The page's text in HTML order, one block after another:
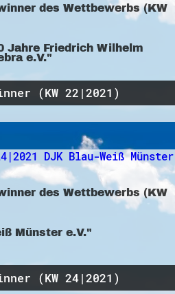
des Wettbewerbs (KW
Jahre Friedrich Wilhelm
e.V."
(KW 22|2021)
des Wettbewerbs (KW
Münster e.V."
(KW 24|2021)